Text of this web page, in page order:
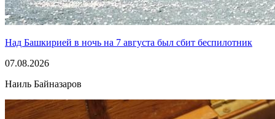
Над Башкирией в ночь на 7 августа был сбит беспилотник
07.08.2026
Наиль Байназаров